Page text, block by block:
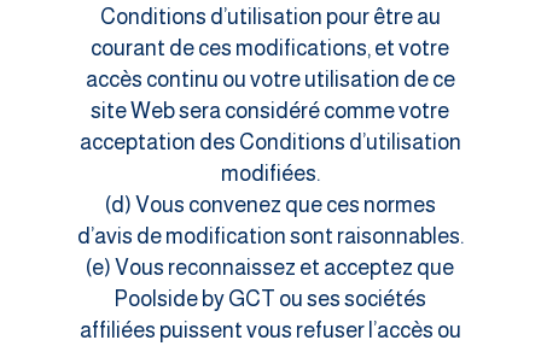
Conditions d’utilisation pour être au
courant de ces modifications, et votre
accès continu ou votre utilisation de ce
site Web sera considéré comme votre
acceptation des Conditions d’utilisation
modifiées.
(d) Vous convenez que ces normes
d’avis de modification sont raisonnables.
(e) Vous reconnaissez et acceptez que
Poolside by GCT ou ses sociétés
affiliées puissent vous refuser l’accès ou